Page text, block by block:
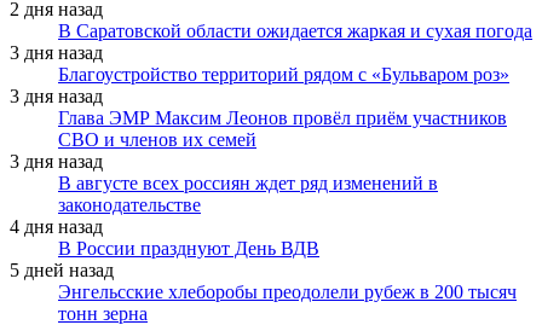
2 дня назад
В Саратовской области ожидается жаркая и сухая погода
3 дня назад
Благоустройство территорий рядом с «Бульваром роз»
3 дня назад
Глава ЭМР Максим Леонов провёл приём участников
СВО и членов их семей
3 дня назад
В августе всех россиян ждет ряд изменений в
законодательстве
4 дня назад
В России празднуют День ВДВ
5 дней назад
Энгельсские хлеборобы преодолели рубеж в 200 тысяч
тонн зерна